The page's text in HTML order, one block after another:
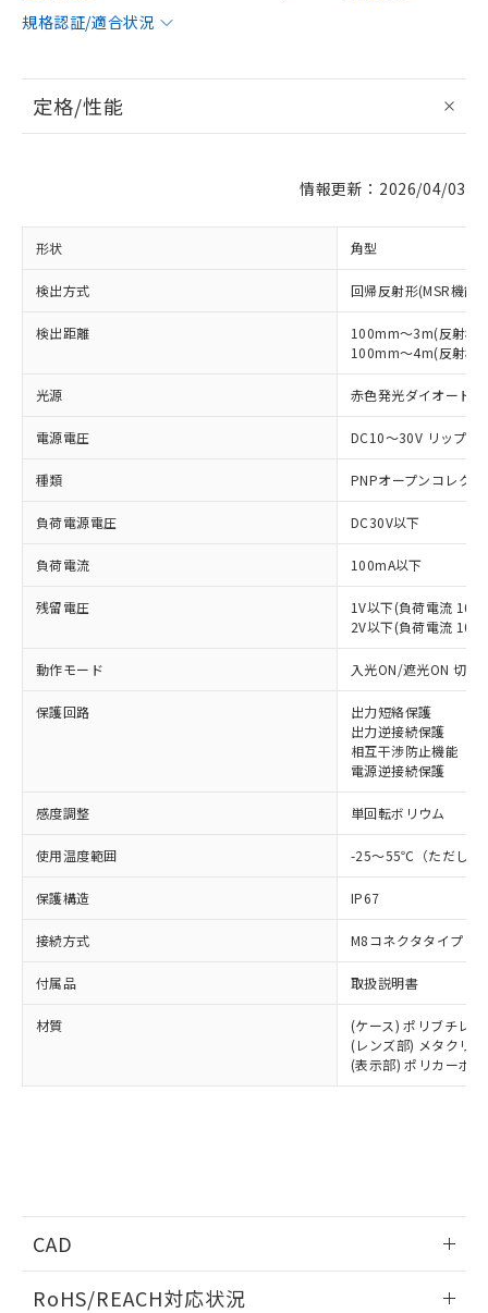
規格認証/適合状況
定格/性能
情報更新：2026/04/03
形状 角型
検出方式 回帰反射形(MSR機能
検出距離
100mm～3m(反射板
100mm～4m(反射板
光源 赤色発光ダイオード
電源電圧 DC10～30V リップ
種類 PNPオープンコレクタ
負荷電源電圧 DC30V以下
負荷電流 100mA以下
残留電圧
1V以下(負荷電流
2V以下(負荷電流 10
動作モード 入光ON/遮光ON 切替
保護回路
出力短絡保護
出力逆接続保護
相互干渉防止機能
電源逆接続保護
感度調整 単回転ボリウム
使用温度範囲 -25～55℃（ただし、
保護構造 IP67
接続方式 M8コネクタタイプ
付属品 取扱説明書
材質
(ケース) ポリブチレ
(レンズ部) メタクリ
(表示部) ポリカーボ
CAD
RoHS/REACH対応状況